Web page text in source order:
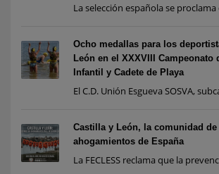
La selección española se proclama
Ocho medallas para los
León en el XXXVIII Campeonato
Infantil y Cadete de Playa
El C.D. Unión Esgueva SOSVA,
Castilla y León, la comunidad
ahogamientos de España
La FECLESS reclama que la